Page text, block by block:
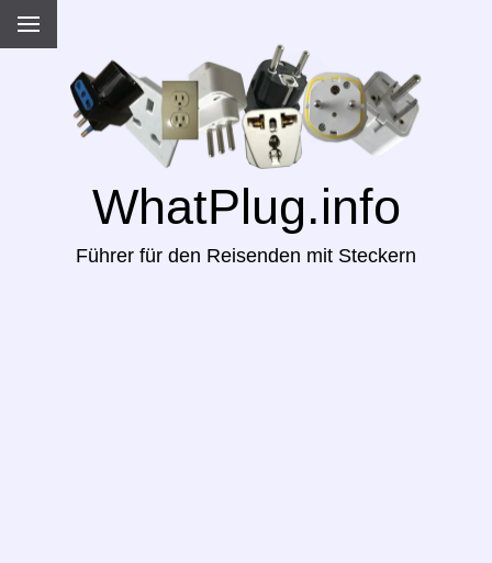
WhatPlug.info
Führer für den Reisenden mit Steckern